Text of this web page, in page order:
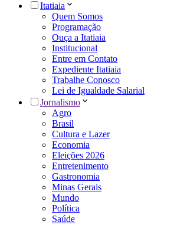
Itatiaia
Quem Somos
Programação
Ouça a Itatiaia
Institucional
Entre em Contato
Expediente Itatiaia
Trabalhe Conosco
Lei de Igualdade Salarial
Jornalismo
Agro
Brasil
Cultura e Lazer
Economia
Eleições 2026
Entretenimento
Gastronomia
Minas Gerais
Mundo
Política
Saúde